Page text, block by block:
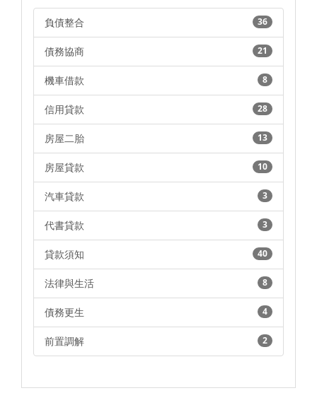
36
負債整合
21
債務協商
8
機車借款
28
信用貸款
13
房屋二胎
10
房屋貸款
3
汽車貸款
3
代書貸款
40
貸款須知
8
法律與生活
4
債務更生
2
前置調解